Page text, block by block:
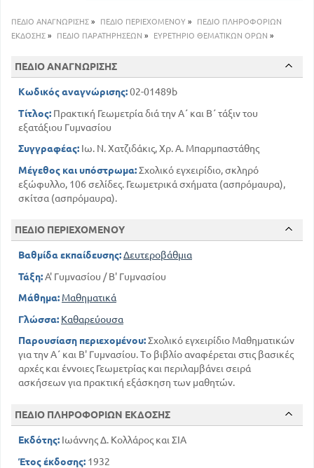
ΠΕΔΙΟ ΑΝΑΓΝΩΡΙΣΗΣ » ΠΕΔΙΟ ΠΕΡΙΕΧΟΜΕΝΟΥ »
ΠΕΔΙΟ ΠΛΗΡΟΦΟΡΙΩΝ
ΕΚΔΟΣΗΣ » ΠΕΔΙΟ ΠΑΡΑΤΗΡΗΣΕΩΝ » ΕΥΡΕΤΗΡΙΟ ΘΕΜΑΤΙΚΩΝ ΟΡΩΝ »
ΠΕΔΙΟ ΑΝΑΓΝΩΡΙΣΗΣ
Κωδικός αναγνώρισης:02-01489b
Τίτλος: Πρακτική Γεωμετρία διά την Α΄ και Β΄ τάξιν του
εξατάξιου Γυμνασίου
Συγγραφέας: Ιω. Ν. Χατζιδάκις, Χρ. Α. Μπαρμπαστάθης
Μέγεθος και υπόστρωμα:Σχολικό εγχειρίδιο, σκληρό
εξώφυλλο, 106 σελίδες. Γεωμετρικά σχήματα (ασπρόμαυρα),
σκίτσα (ασπρόμαυρα).
ΠΕΔΙΟ ΠΕΡΙΕΧΟΜΕΝΟΥ
Βαθμίδα εκπαίδευσης:Δευτεροβάθμια
Τάξη:Α' Γυμνασίου / Β' Γυμνασίου
Μάθημα: Μαθηματικά
Γλώσσα: Καθαρεύουσα
Παρουσίαση περιεχομένου:Σχολικό εγχειρίδιο Μαθηματικών
για την Α΄ και Β' Γυμνασίου. Το βιβλίο αναφέρεται στις βασικές
αρχές και έννοιες Γεωμετρίας και περιλαμβάνει σειρά
ασκήσεων για πρακτική εξάσκηση των μαθητών.
ΠΕΔΙΟ ΠΛΗΡΟΦΟΡΙΩΝ ΕΚΔΟΣΗΣ
Εκδότης: Ιωάννης Δ. Κολλάρος και ΣΙΑ
Έτος έκδοσης: 1932